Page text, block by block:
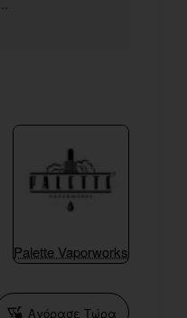
Palette Vaporworks
Αγόρασε Τώρα